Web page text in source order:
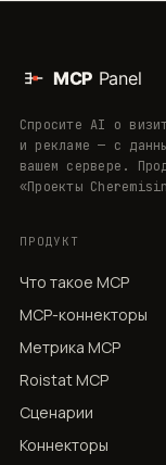
Спросите AI о
и рекламе — с
вашем сервере.
«Проекты
ПРОДУКТ
Что такое MCP
MCP-коннекторы
Метрика MCP
Roistat MCP
Сценарии
Коннекторы